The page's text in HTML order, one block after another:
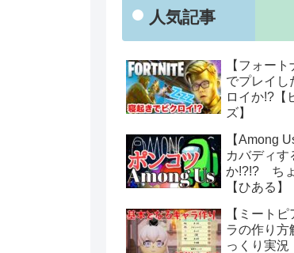
人気記事
【フォー
でプレイし
ロイか!?【
ズ】
【Among
カバディす
か!?!? ち
【ひある】
【ミート
ラの作り
っくり実況